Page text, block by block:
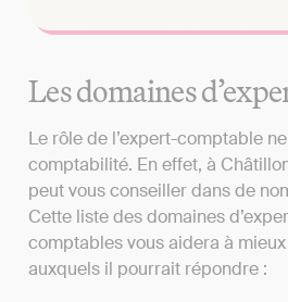
Les domaines
Le rôle de l’expert-comptable
comptabilité. En effet, à
peut vous conseiller dans de
Cette liste des domaines
comptables vous aidera à
auxquels il pourrait répondre :